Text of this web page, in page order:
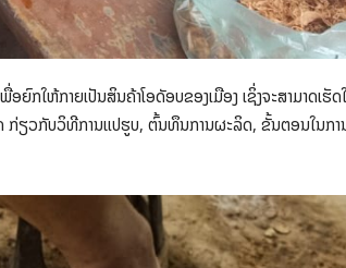
ກໃຫ້ກາຍເປັນສິນຄ້າໂອດັອບຂອງເມືອງ ເຊິ່ງຈະສາມາດເຮັ
ຽວກັບວິທີການແປຮູບ, ຕົ້ນທຶນການຜະລິດ, ຂັ້ນຕອນໃນກາ